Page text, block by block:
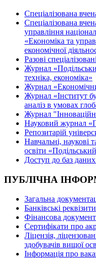
Спеціалізована
Спеціалізована
управління
«Економіка та
економічної
Разові
Журнал
техніка, економіка»
Журнал
Журнал «Інститут
аналіз в умовах
Журнал
Науковий журнал
Репозитарій
Навчальні, наукові
освіти
Доступ до баз
ПУБЛІЧНА
Загальна
Банківські
Фінансова
Сертифікати про
Ліцензія,
здобувачів вищої
Інформація про